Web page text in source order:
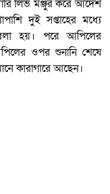
লিভ মঞ্জুর করে আদেশ
দুই সপ্তাহের মধ্যে
হয়। পরে আপিলের
ওপর শুনানি শেষে
কারাগারে আছেন।